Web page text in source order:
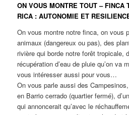
ON VOUS MONTRE TOUT – FINCA
RICA : AUTONOMIE ET
On vous montre notre finca, on vous
animaux (dangereux ou pas), des
rivière qui borde notre forêt tropicale,
récupération d’eau de pluie qu’on va
vous intéresser aussi pour vous…
On vous parle aussi des
en Barrio cerrado (quartier fermé),
qui annoncerait qu’avec le